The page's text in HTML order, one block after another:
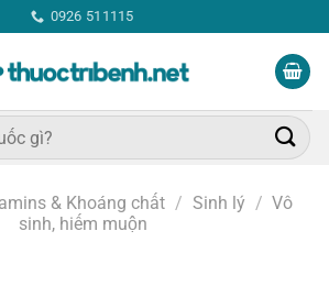
0926 511115
& Khoáng chất / Sinh lý / Vô
sinh, hiếm muộn